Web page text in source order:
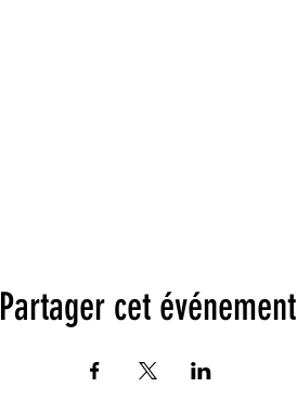
Partager cet événement